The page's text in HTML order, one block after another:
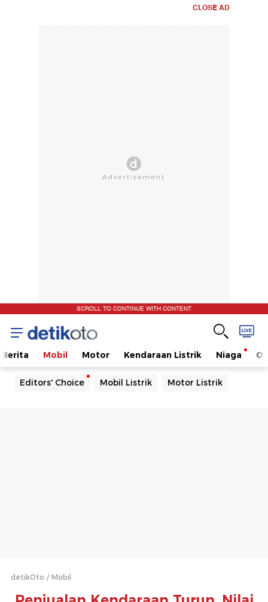
CLOSE AD
SCROLL TO CONTINUE WITH CONTENT
Berita Mobil Motor Kendaraan Listrik Niaga
Editors' Choice Mobil Listrik Motor Listrik
detikOto Mobil